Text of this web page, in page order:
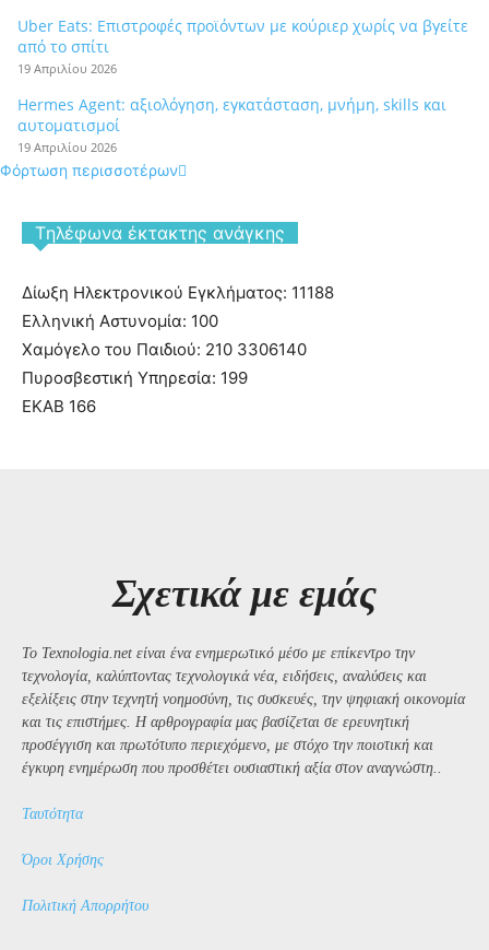
Uber Eats: Επιστροφές προϊόντων με κούριερ χωρίς να βγείτε
από το σπίτι
19 Απριλίου 2026
Hermes Agent: αξιολόγηση, εγκατάσταση, μνήμη, skills και
αυτοματισμοί
19 Απριλίου 2026
Φόρτωση περισσοτέρων
Tηλέφωνα έκτακτης ανάγκης
Δίωξη Ηλεκτρονικού Εγκλήματος: 11188
Ελληνική Αστυνομία: 100
Χαμόγελο του Παιδιού: 210 3306140
Πυροσβεστική Υπηρεσία: 199
ΕΚΑΒ 166
Σχετικά με εμάς
Το Texnologia.net είναι ένα ενημερωτικό μέσο με επίκεντρο την
τεχνολογία, καλύπτοντας τεχνολογικά νέα, ειδήσεις, αναλύσεις και
εξελίξεις στην τεχνητή νοημοσύνη, τις συσκευές, την ψηφιακή οικονομία
και τις επιστήμες. Η αρθρογραφία μας βασίζεται σε ερευνητική
προσέγγιση και πρωτότυπο περιεχόμενο, με στόχο την ποιοτική και
έγκυρη ενημέρωση που προσθέτει ουσιαστική αξία στον αναγνώστη..
Ταυτότητα
Όροι Χρήσης
Πολιτική Απορρήτου